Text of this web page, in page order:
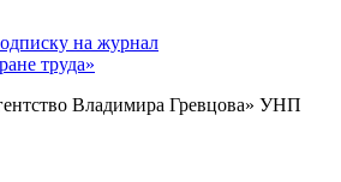
на журнал
труда»
Владимира Гревцова» УНП